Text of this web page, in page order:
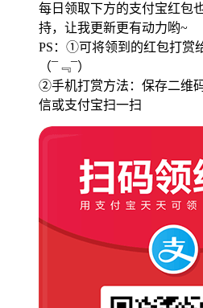
每日领取下方的支付宝红包
持，让我更新更有动力哟~
PS：①可将领到的红包打赏
（¯﹃¯）
②手机打赏方法：保存二维
信或支付宝扫一扫